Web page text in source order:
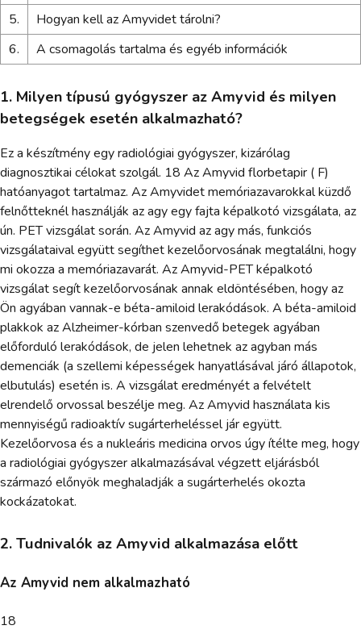
5.
Hogyan kell az Amyvidet tárolni?
6.
A csomagolás tartalma és egyéb információk
1. Milyen típusú gyógyszer az Amyvid és milyen
betegségek esetén alkalmazható?
Ez a készítmény egy radiológiai gyógyszer, kizárólag
diagnosztikai célokat szolgál. 18 Az Amyvid florbetapir ( F)
hatóanyagot tartalmaz. Az Amyvidet memóriazavarokkal küzdő
felnőtteknél használják az agy egy fajta képalkotó vizsgálata, az
ún. PET vizsgálat során. Az Amyvid az agy más, funkciós
vizsgálataival együtt segíthet kezelőorvosának megtalálni, hogy
mi okozza a memóriazavarát. Az Amyvid-PET képalkotó
vizsgálat segít kezelőorvosának annak eldöntésében, hogy az
Ön agyában vannak-e béta-amiloid lerakódások. A béta-amiloid
plakkok az Alzheimer-kórban szenvedő betegek agyában
előforduló lerakódások, de jelen lehetnek az agyban más
demenciák (a szellemi képességek hanyatlásával járó állapotok,
elbutulás) esetén is. A vizsgálat eredményét a felvételt
elrendelő orvossal beszélje meg. Az Amyvid használata kis
mennyiségű radioaktív sugárterheléssel jár együtt.
Kezelőorvosa és a nukleáris medicina orvos úgy ítélte meg, hogy
a radiológiai gyógyszer alkalmazásával végzett eljárásból
származó előnyök meghaladják a sugárterhelés okozta
kockázatokat.
2. Tudnivalók az Amyvid alkalmazása előtt
Az Amyvid nem alkalmazható
18